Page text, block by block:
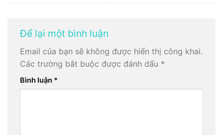
Để lại một bình luận
Email của bạn sẽ không được hiển thị công khai.
Các trường bắt buộc được đánh dấu *
Bình luận *